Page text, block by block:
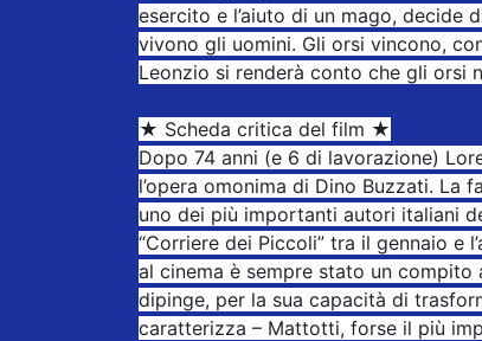
esercito e l’aiuto di un mago, decide
vivono gli uomini. Gli orsi vincono,
Leonzio si renderà conto che gli orsi
★ Scheda critica del film ★
Dopo 74 anni (e 6 di lavorazione)
l’opera omonima di Dino Buzzati. La
uno dei più importanti autori italiani
“Corriere dei Piccoli” tra il gennaio e
al cinema è sempre stato un compito
dipinge, per la sua capacità di
caratterizza – Mattotti, forse il più